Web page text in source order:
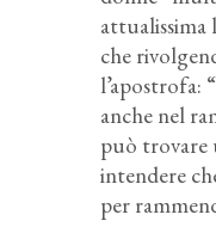
attualissima
che
l’apostrofa:
anche nel
può trovare
intendere
per